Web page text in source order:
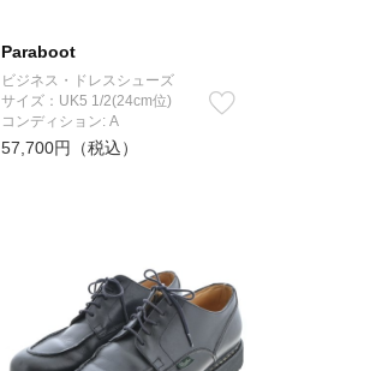
Paraboot
ビジネス・ドレスシューズ
サイズ：UK5 1/2(24cm位)
コンディション: A
57,700円（税込）